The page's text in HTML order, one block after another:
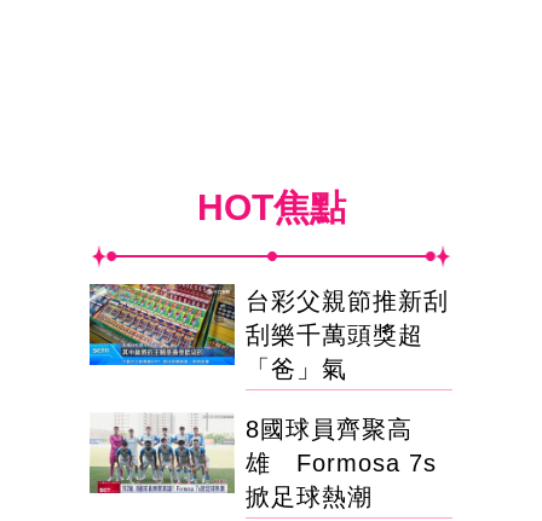
HOT焦點
台彩父親節推新刮
刮樂千萬頭獎超
「爸」氣
8國球員齊聚高
雄 Formosa 7s
掀足球熱潮